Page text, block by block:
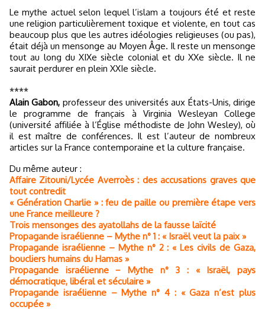
Le mythe actuel selon lequel l’islam a toujours été et reste
une religion particulièrement toxique et violente, en tout cas
beaucoup plus que les autres idéologies religieuses (ou pas),
était déjà un mensonge au Moyen Âge. Il reste un mensonge
tout au long du XIXe siècle colonial et du XXe siècle. Il ne
saurait perdurer en plein XXIe siècle.
****
Alain Gabon, professeur des universités aux États-Unis, dirige
le programme de français à Virginia Wesleyan College
(université affiliée à l’Église méthodiste de John Wesley), où
il est maître de conférences. Il est l’auteur de nombreux
articles sur la France contemporaine et la culture française.
Du même auteur :
Affaire Zitouni/Lycée Averroès : des accusations graves que
tout contredit
« Génération Charlie » : feu de paille ou première étape vers
une France meilleure ?
Trois mensonges des ayatollahs de la fausse laïcité
Propagande israélienne – Mythe n° 1 : « Israël veut la paix »
Propagande israélienne – Mythe n° 2 : « Les civils de Gaza,
boucliers humains du Hamas »
Propagande israélienne − Mythe n° 3 : « Israël, pays
démocratique, libéral et séculaire »
Propagande israélienne – Mythe n° 4 : « Gaza n’est plus
occupée »